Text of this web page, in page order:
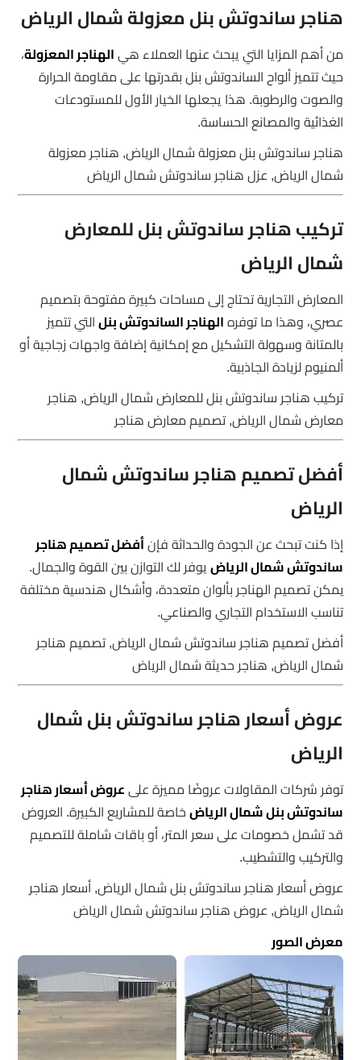
هناجر ساندوتش بنل معزولة شمال الرياض
من أهم المزايا التي يبحث عنها العملاء هيالهناجر المعزولة،
حيث تتميز ألواح الساندوتش بنل بقدرتها على مقاومة الحرارة
والصوت والرطوبة. هذا يجعلها الخيار الأول للمستودعات
الغذائية والمصانع الحساسة.
هناجر ساندوتش بنل معزولة شمال الرياض, هناجر معزولة
شمال الرياض, عزل هناجر ساندوتش شمال الرياض
تركيب هناجر ساندوتش بنل للمعارض
شمال الرياض
المعارض التجارية تحتاج إلى مساحات كبيرة مفتوحة بتصميم
عصري، وهذا ما توفرهالهناجر الساندوتش بنلالتي تتميز
بالمتانة وسهولة التشكيل مع إمكانية إضافة واجهات زجاجية أو
ألمنيوم لزيادة الجاذبية.
تركيب هناجر ساندوتش بنل للمعارض شمال الرياض, هناجر
معارض شمال الرياض, تصميم معارض هناجر
أفضل تصميم هناجر ساندوتش شمال
الرياض
إذا كنت تبحث عن الجودة والحداثة فإنأفضل تصميم هناجر
ساندوتش شمال الرياضيوفر لك التوازن بين القوة والجمال.
يمكن تصميم الهناجر بألوان متعددة، وأشكال هندسية مختلفة
تناسب الاستخدام التجاري والصناعي.
أفضل تصميم هناجر ساندوتش شمال الرياض, تصميم هناجر
شمال الرياض, هناجر حديثة شمال الرياض
عروض أسعار هناجر ساندوتش بنل شمال
الرياض
توفر شركات المقاولات عروضًا مميزة علىعروض أسعار هناجر
ساندوتش بنل شمال الرياضخاصة للمشاريع الكبيرة. العروض
قد تشمل خصومات على سعر المتر، أو باقات شاملة للتصميم
والتركيب والتشطيب.
عروض أسعار هناجر ساندوتش بنل شمال الرياض, أسعار هناجر
شمال الرياض, عروض هناجر ساندوتش شمال الرياض
معرض الصور